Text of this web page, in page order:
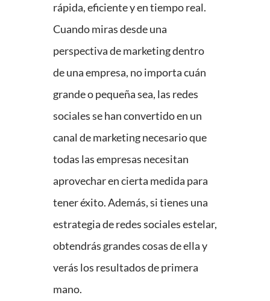
rápida, eficiente y en tiempo real.
Cuando miras desde una
perspectiva de marketing dentro
de una empresa, no importa cuán
grande o pequeña sea, las redes
sociales se han convertido en un
canal de marketing necesario que
todas las empresas necesitan
aprovechar en cierta medida para
tener éxito. Además, si tienes una
estrategia de redes sociales estelar,
obtendrás grandes cosas de ella y
verás los resultados de primera
mano.